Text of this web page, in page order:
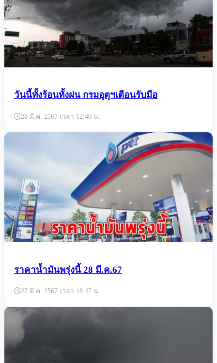
วันนี้ทั้งร้อนทั้งฝน กรมอุตุฯเตือนรับมือ
28 มี.ค. 2567 เวลา 12:40 น.
ราคาน้ำมันพรุ่งนี้ 28 มี.ค.67
27 มี.ค. 2567 เวลา 18:47 น.